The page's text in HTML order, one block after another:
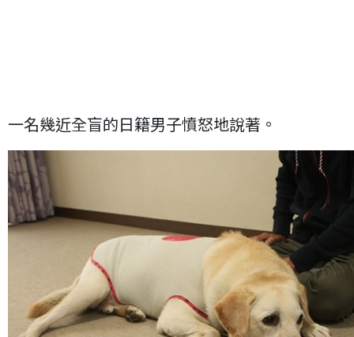
一名幾近全盲的日籍男子憤怒地說著。